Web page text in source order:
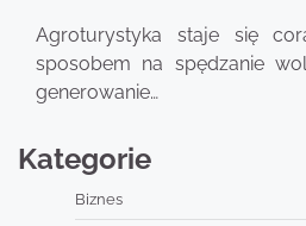
Agroturystyka staje się
sposobem na spędzanie
generowanie…
Kategorie
Biznes